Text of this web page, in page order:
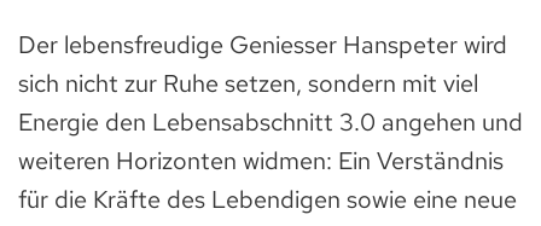
Der lebensfreudige Geniesser Hanspeter wird
sich nicht zur Ruhe setzen, sondern mit viel
Energie den Lebensabschnitt 3.0 angehen und
weiteren Horizonten widmen: Ein Verständnis
für die Kräfte des Lebendigen sowie eine neue